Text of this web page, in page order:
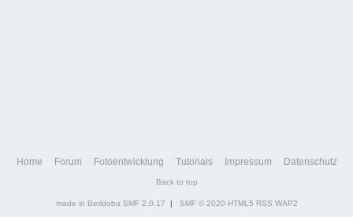
Home Forum Fotoentwicklung Tutorials Impressum Datenschutz
Back to top
made in Berldoba SMF 2.0.17 | SMF © 2020 HTML5 RSS WAP2